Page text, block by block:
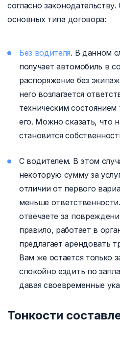
согласно
основных типа договора:
Без водителя. В данном
получает автомобиль в
распоряжение без
него возлагается
техническим состоянием
его. Можно сказать, что
становится
С водителем. В этом
некоторую сумму за
отличии от первого
меньше
отвечаете за
правило, работает в
предлагает арендовать
Вам же остается только
спокойно ездить по
давая своевременные
Тонкости